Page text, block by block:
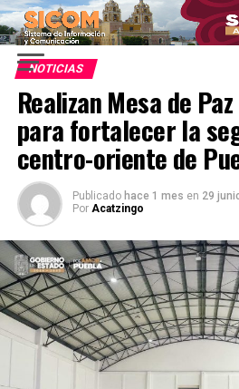
NOTICIAS
Realizan Mesa de
para fortalecer la
centro-oriente de
Publicado hace 1 mes en 29
Por Acatzingo